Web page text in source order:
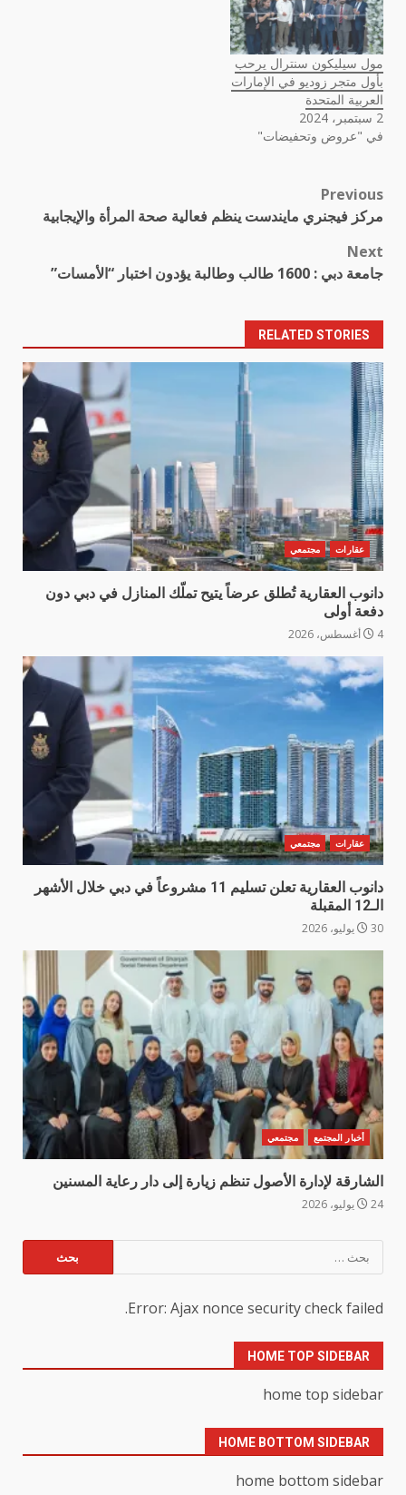
مول سيليكون سنترال يرحب
بأول متجر زوديو في الإمارات
العربية المتحدة
2 سبتمبر، 2024
في "عروض وتحفيضات"
Post
navigation
Previous
مركز فيجنري مايندست ينظم فعالية صحة المرأة والإيجابية
Next
جامعة دبي : 1600 طالب وطالبة يؤدون اختبار “الأمسات”
RELATED STORIES
عقارات مجتمعي
دانوب العقارية تُطلق عرضاً يتيح تملّك المنازل في دبي دون
دفعة أولى
4 أغسطس، 2026
عقارات مجتمعي
دانوب العقارية تعلن تسليم 11 مشروعاً في دبي خلال الأشهر
الـ12 المقبلة
30 يوليو، 2026
أخبار المجتمع مجتمعي
الشارقة لإدارة الأصول تنظم زيارة إلى دار رعاية المسنين
24 يوليو، 2026
عن:
Error: Ajax nonce security check failed.
HOME TOP SIDEBAR
home top sidebar
HOME BOTTOM SIDEBAR
home bottom sidebar